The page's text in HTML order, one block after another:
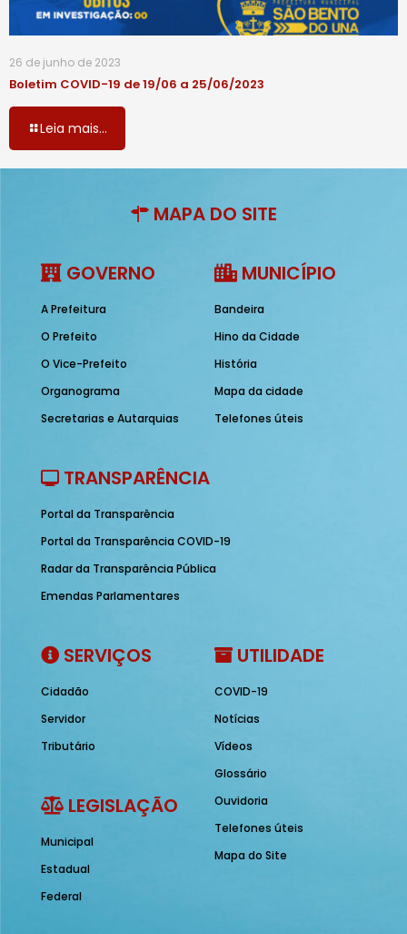
26 de junho de 2023
Boletim COVID-19 de 19/06 a 25/06/2023
Leia mais...
MAPA DO SITE
GOVERNO
A Prefeitura
O Prefeito
O Vice-Prefeito
Organograma
Secretarias e Autarquias
MUNICÍPIO
Bandeira
Hino da Cidade
História
Mapa da cidade
Telefones úteis
TRANSPARÊNCIA
Portal da Transparência
Portal da Transparência COVID-19
Radar da Transparência Pública
Emendas Parlamentares
SERVIÇOS
Cidadão
Servidor
Tributário
LEGISLAÇÃO
Municipal
Estadual
Federal
UTILIDADE
COVID-19
Notícias
Vídeos
Glossário
Ouvidoria
Telefones úteis
Mapa do Site